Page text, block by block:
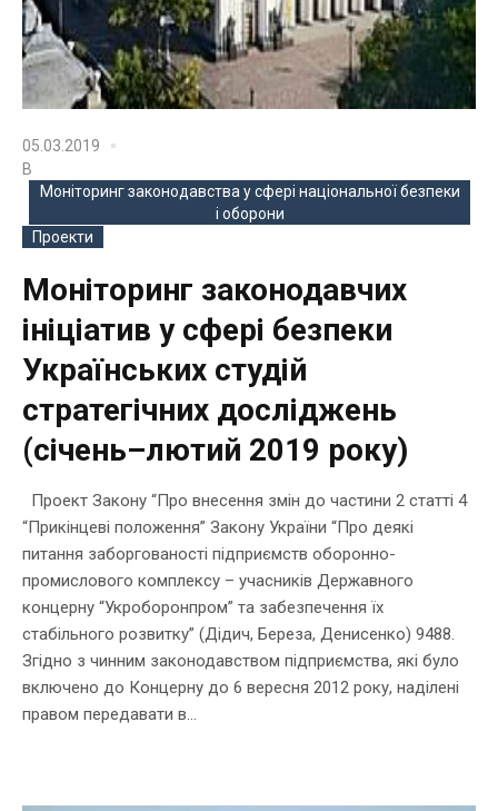
05.03.2019
В
Моніторинг законодавства у сфері національної безпеки
і оборони
Проекти
Моніторинг законодавчих
ініціатив у сфері безпеки
Українських студій
стратегічних досліджень
(січень–лютий 2019 року)
Проект Закону “Про внесення змін до частини 2 статті 4
“Прикінцеві положення” Закону України “Про деякі
питання заборгованості підприємств оборонно-
промислового комплексу – учасників Державного
концерну “Укроборонпром” та забезпечення їх
стабільного розвитку” (Дідич, Береза, Денисенко) 9488.
Згідно з чинним законодавством підприємства, які було
включено до Концерну до 6 вересня 2012 року, наділені
правом передавати в...